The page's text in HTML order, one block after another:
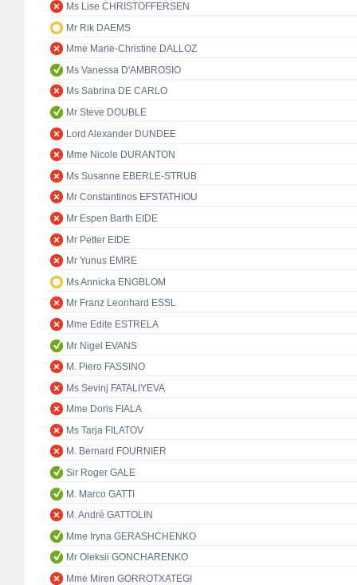
Ms Lise CHRISTOFFERSEN
Mr Rik DAEMS
Mme Marie-Christine DALLOZ
Ms Vanessa D'AMBROSIO
Ms Sabrina DE CARLO
Mr Steve DOUBLE
Lord Alexander DUNDEE
Mme Nicole DURANTON
Ms Susanne EBERLE-STRUB
Mr Constantinos EFSTATHIOU
Mr Espen Barth EIDE
Mr Petter EIDE
Mr Yunus EMRE
Ms Annicka ENGBLOM
Mr Franz Leonhard ESSL
Mme Edite ESTRELA
Mr Nigel EVANS
M. Piero FASSINO
Ms Sevinj FATALIYEVA
Mme Doris FIALA
Ms Tarja FILATOV
M. Bernard FOURNIER
Sir Roger GALE
M. Marco GATTI
M. André GATTOLIN
Mme Iryna GERASHCHENKO
Mr Oleksii GONCHARENKO
Mme Miren GORROTXATEGI